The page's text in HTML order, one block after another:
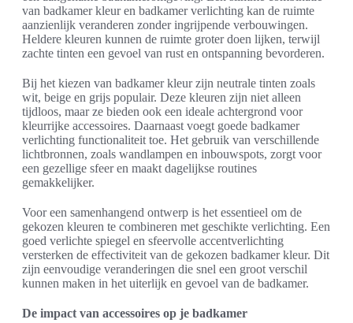
van badkamer kleur en badkamer verlichting kan de ruimte
aanzienlijk veranderen zonder ingrijpende verbouwingen.
Heldere kleuren kunnen de ruimte groter doen lijken, terwijl
zachte tinten een gevoel van rust en ontspanning bevorderen.
Bij het kiezen van badkamer kleur zijn neutrale tinten zoals
wit, beige en grijs populair. Deze kleuren zijn niet alleen
tijdloos, maar ze bieden ook een ideale achtergrond voor
kleurrijke accessoires. Daarnaast voegt goede badkamer
verlichting functionaliteit toe. Het gebruik van verschillende
lichtbronnen, zoals wandlampen en inbouwspots, zorgt voor
een gezellige sfeer en maakt dagelijkse routines
gemakkelijker.
Voor een samenhangend ontwerp is het essentieel om de
gekozen kleuren te combineren met geschikte verlichting. Een
goed verlichte spiegel en sfeervolle accentverlichting
versterken de effectiviteit van de gekozen badkamer kleur. Dit
zijn eenvoudige veranderingen die snel een groot verschil
kunnen maken in het uiterlijk en gevoel van de badkamer.
De impact van accessoires op je badkamer